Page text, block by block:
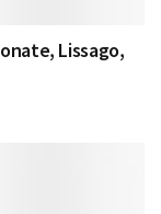
Lissago,